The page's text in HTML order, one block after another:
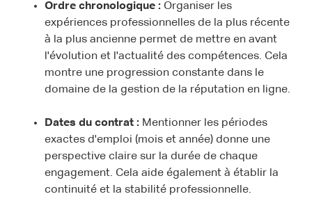
Ordre chronologique : Organiser les
expériences professionnelles de la plus récente
à la plus ancienne permet de mettre en avant
l'évolution et l'actualité des compétences. Cela
montre une progression constante dans le
domaine de la gestion de la réputation en ligne.
Dates du contrat : Mentionner les périodes
exactes d'emploi (mois et année) donne une
perspective claire sur la durée de chaque
engagement. Cela aide également à établir la
continuité et la stabilité professionnelle.